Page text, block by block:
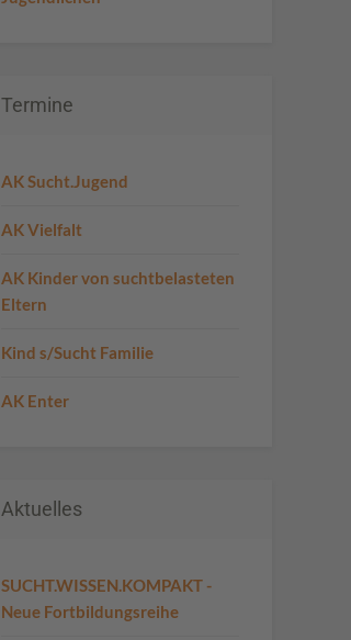
Termine
AK Sucht.Jugend
AK Vielfalt
AK Kinder von suchtbelasteten
Eltern
Kind s/Sucht Familie
AK Enter
Aktuelles
SUCHT.WISSEN.KOMPAKT -
Neue Fortbildungsreihe